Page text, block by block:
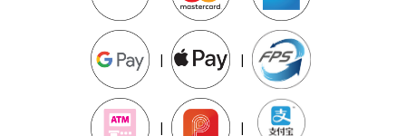
| |
| |